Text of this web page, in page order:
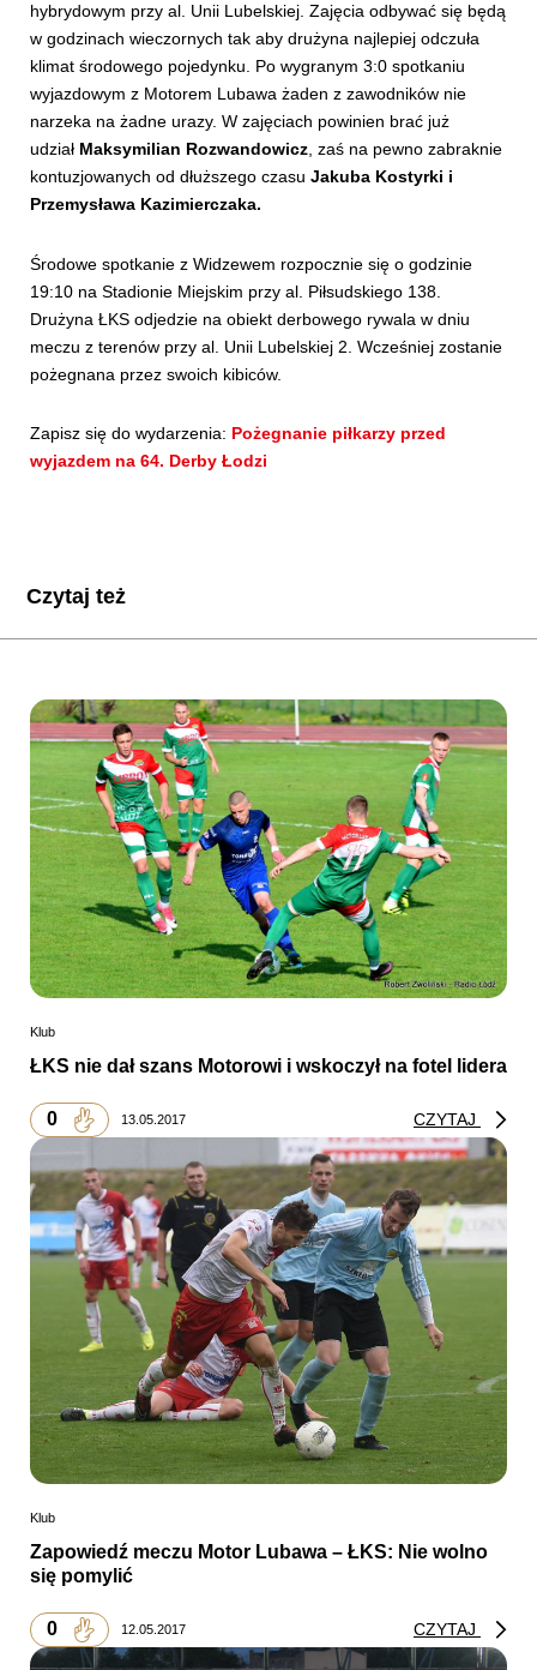
SKLEP KUP BILET
hybrydowym przy al. Unii Lubelskiej. Zajęcia odbywać się będą
w godzinach wieczornych tak aby drużyna najlepiej odczuła
klimat środowego pojedynku. Po wygranym 3:0 spotkaniu
wyjazdowym z Motorem Lubawa żaden z zawodników nie
narzeka na żadne urazy. W zajęciach powinien brać już
udział Maksymilian Rozwandowicz , zaś na pewno zabraknie
kontuzjowanych od dłuższego czasu Jakuba Kostyrki i
Przemysława Kazimierczaka.
Środowe spotkanie z Widzewem rozpocznie się o godzinie
19:10 na Stadionie Miejskim przy al. Piłsudskiego 138.
Drużyna ŁKS odjedzie na obiekt derbowego rywala w dniu
meczu z terenów przy al. Unii Lubelskiej 2. Wcześniej zostanie
pożegnana przez swoich kibiców.
Zapisz się do wydarzenia: Pożegnanie piłkarzy przed
wyjazdem na 64. Derby Łodzi
Czytaj też
Klub
ŁKS nie dał szans Motorowi i wskoczył na fotel lidera
0 13.05.2017 CZYTAJ
Klub
Zapowiedź meczu Motor Lubawa – ŁKS: Nie wolno
się pomylić
0 12.05.2017 CZYTAJ